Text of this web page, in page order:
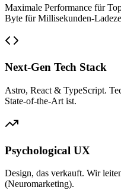
Maximale Performance für
Byte für Millisekunden-
Next-Gen Tech Stack
Astro, React & TypeScript.
State-of-the-Art ist.
Psychological UX
Design, das verkauft. Wir
(Neuromarketing).